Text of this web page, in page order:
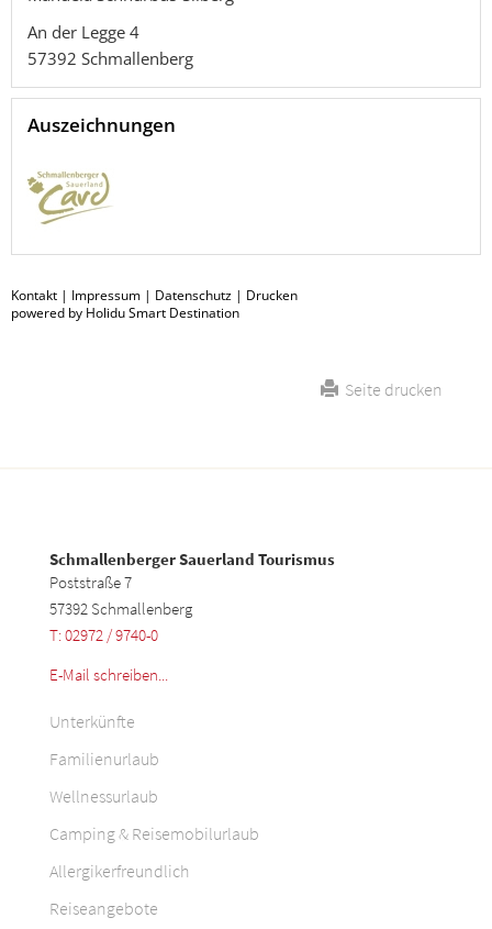
An der Legge 4
57392 Schmallenberg
Auszeichnungen
Kontakt | Impressum | Datenschutz | Drucken
powered by Holidu Smart Destination
Seite drucken
Schmallenberger Sauerland Tourismus
Poststraße 7
57392 Schmallenberg
T: 02972 / 9740-0
E-Mail schreiben...
Unterkünfte
Familienurlaub
Wellnessurlaub
Camping & Reisemobilurlaub
Allergikerfreundlich
Reiseangebote